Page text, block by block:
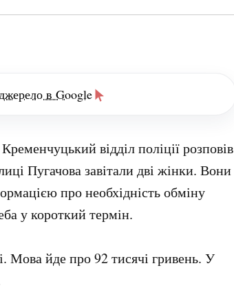
в Google
відділ поліції розповів
Пугачова завітали дві жінки. Вони
про необхідність обміну
у короткий термін.
Мова йде про 92 тисячі гривень. У